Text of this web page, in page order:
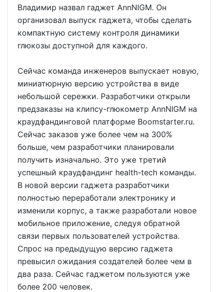
Владимир назвал гаджет AnnNIGM. Он
организовал выпуск гаджета, чтобы сделать
компактную систему контроля динамики
глюкозы доступной для каждого.
Сейчас команда инженеров выпускает новую,
миниатюрную версию устройства в виде
небольшой сережки. Разработчики открыли
предзаказы на клипсу-глюкометр AnnNIGM на
краудфандинговой платформе Boomstarter.ru.
Сейчас заказов уже более чем на 300%
больше, чем разработчики планировали
получить изначально. Это уже третий
успешный краудфандинг health-tech команды.
В новой версии гаджета разработчики
полностью переработали электронику и
изменили корпус, а также разработали новое
мобильное приложение, следуя обратной
связи первых пользователей устройства.
Спрос на предыдущую версию гаджета
превысил ожидания создателей более чем в
два раза. Сейчас гаджетом пользуются уже
более 200 человек.